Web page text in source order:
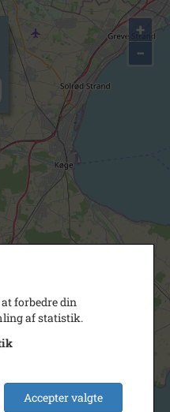
+
−
forbedre din
af statistik.
Accepter valgte